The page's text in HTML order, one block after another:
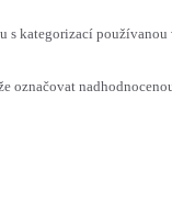
kategorizací
označovat